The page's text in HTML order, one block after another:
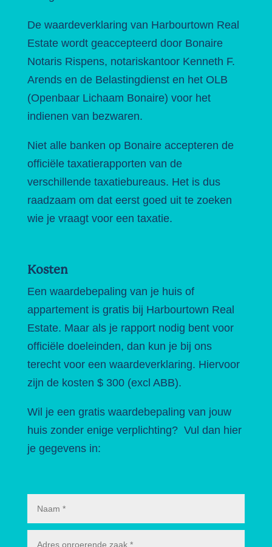
De waardeverklaring van Harbourtown Real
Estate wordt geaccepteerd door Bonaire
Notaris Rispens, notariskantoor Kenneth F.
Arends en de Belastingdienst en het OLB
(Openbaar Lichaam Bonaire) voor het
indienen van bezwaren.
Niet alle banken op Bonaire accepteren de
officiële taxatierapporten van de
verschillende taxatiebureaus. Het is dus
raadzaam om dat eerst goed uit te zoeken
wie je vraagt voor een taxatie.
Kosten
Een waardebepaling van je huis of
appartement is gratis bij Harbourtown Real
Estate. Maar als je rapport nodig bent voor
officiële doeleinden, dan kun je bij ons
terecht voor een waardeverklaring. Hiervoor
zijn de kosten $ 300 (excl ABB).
Wil je een gratis waardebepaling van jouw
huis zonder enige verplichting? Vul dan hier
je gegevens in: